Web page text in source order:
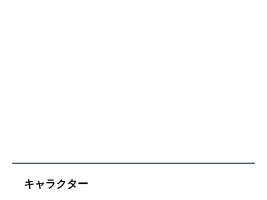
キャラクター